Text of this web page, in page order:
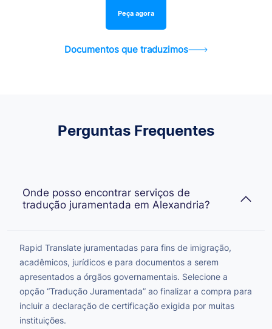
Peça agora
Documentos que traduzimos
Perguntas Frequentes
Onde posso encontrar serviços de
tradução juramentada em Alexandria?
Rapid Translate juramentadas para fins de imigração,
acadêmicos, jurídicos e para documentos a serem
apresentados a órgãos governamentais. Selecione a
opção “Tradução Juramentada” ao finalizar a compra para
incluir a declaração de certificação exigida por muitas
instituições.